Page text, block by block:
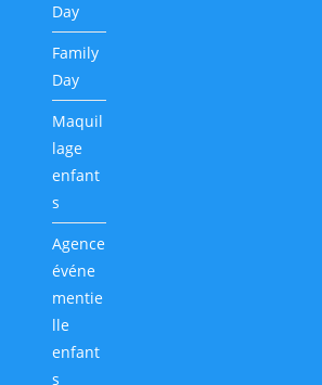
Day
Family
Day
Maquil
lage
enfant
s
Agence
événe
mentie
lle
enfant
s